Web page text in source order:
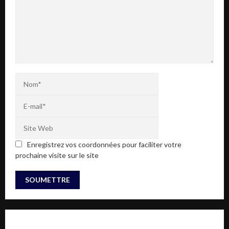
Enregistrez vos coordonnées pour faciliter votre
prochaine visite sur le site